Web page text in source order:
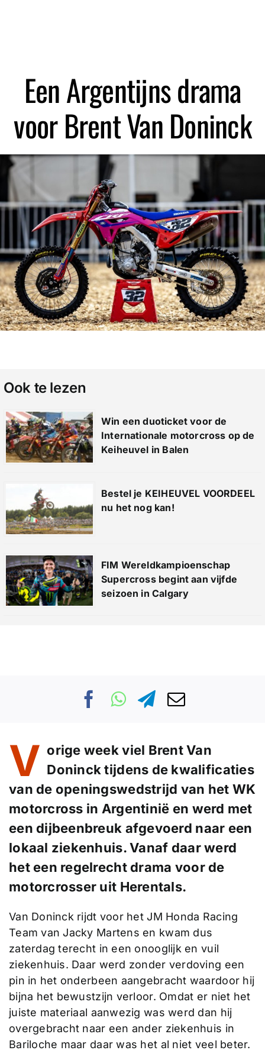
Een Argentijns drama
voor Brent Van Doninck
Ook te lezen
Win een duoticket voor de
Internationale motorcross op de
Keiheuvel in Balen
Bestel je KEIHEUVEL VOORDEEL
nu het nog kan!
FIM Wereldkampioenschap
Supercross begint aan vijfde
seizoen in Calgary
V orige week viel Brent Van
Doninck tijdens de kwalificaties
van de openingswedstrijd van het WK
motorcross in Argentinië en werd met
een dijbeenbreuk afgevoerd naar een
lokaal ziekenhuis. Vanaf daar werd
het een regelrecht drama voor de
motorcrosser uit Herentals.
Van Doninck rijdt voor het JM Honda Racing
Team van Jacky Martens en kwam dus
zaterdag terecht in een onooglijk en vuil
ziekenhuis. Daar werd zonder verdoving een
pin in het onderbeen aangebracht waardoor hij
bijna het bewustzijn verloor. Omdat er niet het
juiste materiaal aanwezig was werd dan hij
overgebracht naar een ander ziekenhuis in
Bariloche maar daar was het al niet veel beter.